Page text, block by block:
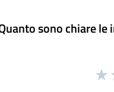
sono chiare